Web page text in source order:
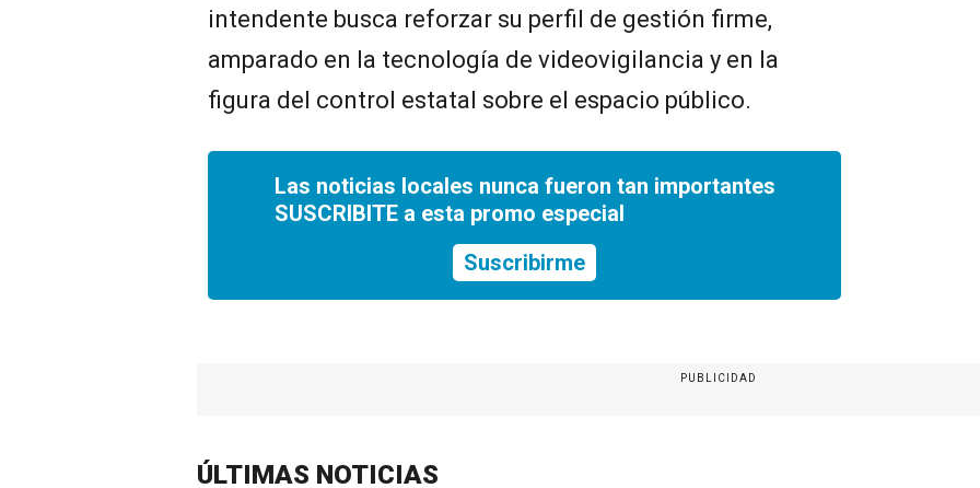
intendente busca reforzar su perfil de gestión firme,
amparado en la tecnología de videovigilancia y en la
figura del control estatal sobre el espacio público.
Las noticias locales nunca fueron tan importantes
SUSCRIBITE a esta promo especial
Suscribirme
PUBLICIDAD
ÚLTIMAS NOTICIAS